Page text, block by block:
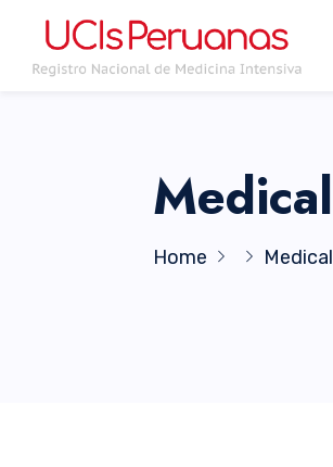
Medical
Home Medical